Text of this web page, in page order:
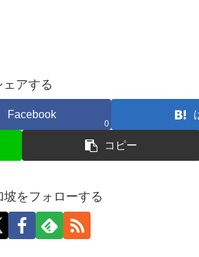
ェアする
Facebook
0
コピー
坡をフォローする